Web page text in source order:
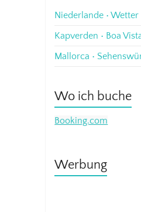
Niederlande •
Kapverden • Boa
Mallorca •
Wo ich buche
Booking.com
Werbung